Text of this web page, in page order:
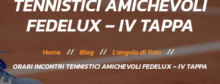
FEDELUX – IV TAPPA
Home Blog
L'angolo di Tato
ORARI INCONTRI TENNISTICI AMICHEVOLI FEDELUX – IV TAPPA